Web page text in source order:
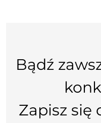
Bądź
Zapisz się